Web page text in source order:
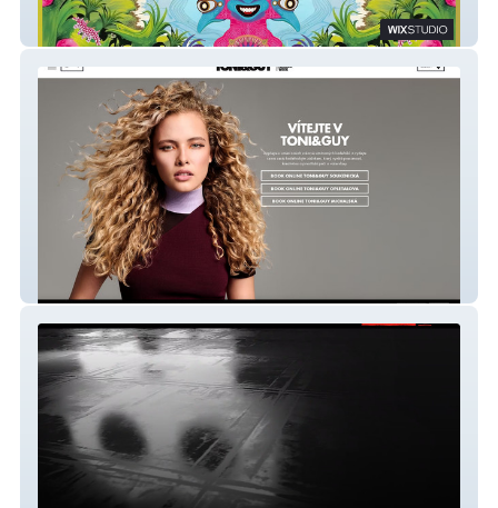
Psychedelic cinema
TONI&GUY CZECH